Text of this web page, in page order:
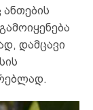
დამცავი